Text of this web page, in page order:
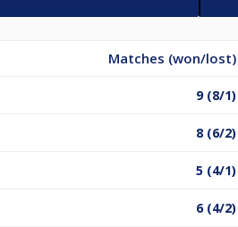
Matches (won/lost)
9 (8/1)
8 (6/2)
5 (4/1)
6 (4/2)